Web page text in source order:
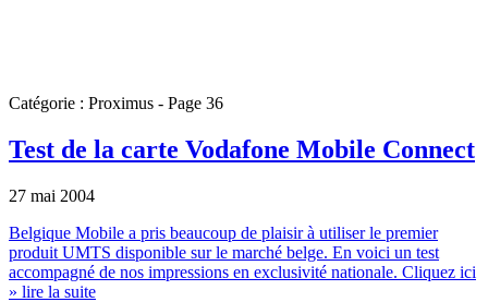
Catégorie : Proximus - Page 36
Test de la carte Vodafone Mobile Connect
27 mai 2004
Belgique Mobile a pris beaucoup de plaisir à utiliser le premier
produit UMTS disponible sur le marché belge. En voici un test
accompagné de nos impressions en exclusivité nationale. Cliquez ici
» lire la suite